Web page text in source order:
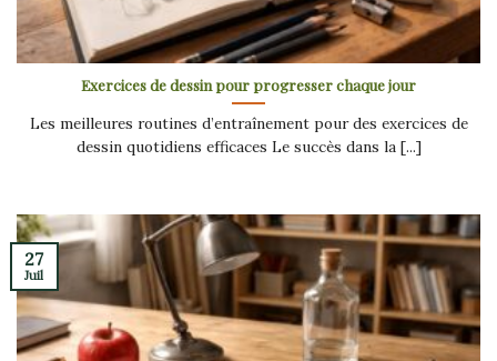
Exercices de dessin pour progresser chaque jour
Les meilleures routines d’entraînement pour des exercices de
dessin quotidiens efficaces Le succès dans la [...]
27
Juil